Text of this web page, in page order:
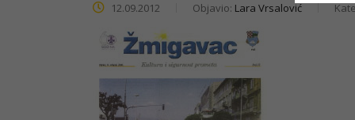
12.09.2012 Objavio: Lara Vrsalović